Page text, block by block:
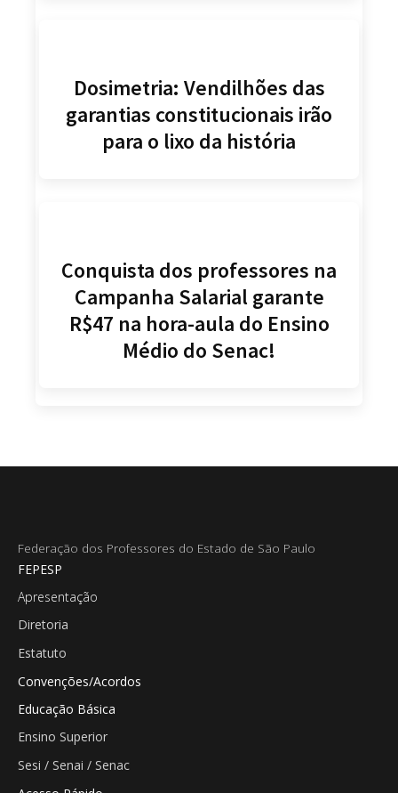
Dosimetria: Vendilhões das
garantias constitucionais irão
para o lixo da história
Conquista dos professores na
Campanha Salarial garante
R$47 na hora-aula do Ensino
Médio do Senac!
Federação dos Professores do Estado de São Paulo
FEPESP
Apresentação
Diretoria
Estatuto
Convenções/Acordos
Educação Básica
Ensino Superior
Sesi / Senai / Senac